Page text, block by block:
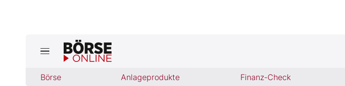
Börse Anlageprodukte Finanz-Check
Jetzt aktuelle Ausgabe BÖRSE ONLINE lesen